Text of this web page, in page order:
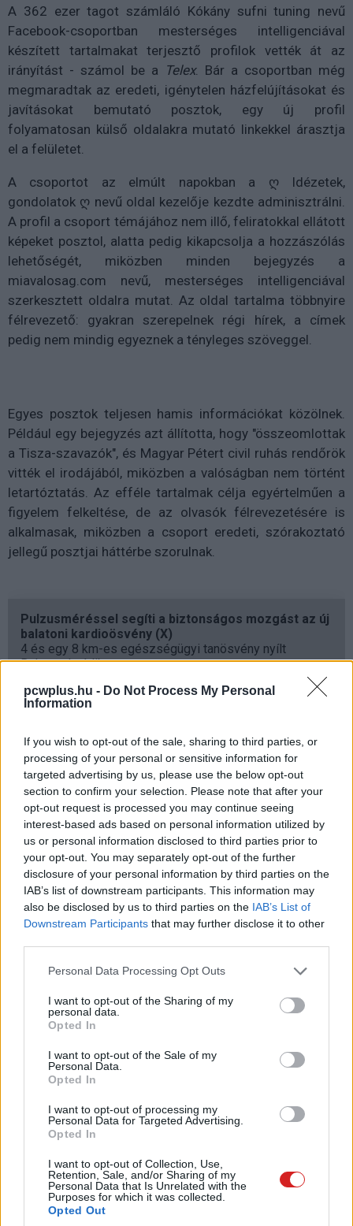
pcwplus.hu - Do Not Process My Personal
Information
If you wish to opt-out of the sale, sharing to third parties, or
processing of your personal or sensitive information for
targeted advertising by us, please use the below opt-out
section to confirm your selection. Please note that after your
opt-out request is processed you may continue seeing
interest-based ads based on personal information utilized by
us or personal information disclosed to third parties prior to
your opt-out. You may separately opt-out of the further
disclosure of your personal information by third parties on the
IAB’s list of downstream participants. This information may
also be disclosed by us to third parties on the IAB’s List of
Downstream Participants that may further disclose it to other
Please note that this website/app uses one or more Google
not limited to your visit or usage behaviour. You may click to
grant or deny consent to Google and its third-party tags to
use your data for below specified purposes in below Google
consent section.
Personal Data Processing Opt Outs
I want to opt-out of the Sharing of my
personal data.
Opted In
I want to opt-out of the Sale of my
Personal Data.
Opted In
I want to opt-out of processing my
Personal Data for Targeted Advertising.
Opted In
I want to opt-out of Collection, Use,
Retention, Sale, and/or Sharing of my
Personal Data that Is Unrelated with the
Purposes for which it was collected.
Opted Out
A 362 ezer tagot számláló Kókány sufni tuning nevű
Facebook-csoportban mesterséges intelligenciával
készített tartalmakat terjesztő profilok vették át az
irányítást - számol be a Telex. Bár a csoportban még
megmaradtak az eredeti, igénytelen házfelújításokat és
javításokat bemutató posztok, egy új profil
folyamatosan külső oldalakra mutató linkekkel árasztja
el a felületet.
A csoportot az elmúlt napokban a ღ Idézetek,
gondolatok ღ nevű oldal kezelője kezdte adminisztrálni.
A profil a csoport témájához nem illő, feliratokkal ellátott
képeket posztol, alatta pedig kikapcsolja a hozzászólás
lehetőségét, miközben minden bejegyzés a
miavalosag.com nevű, mesterséges intelligenciával
szerkesztett oldalra mutat. Az oldal tartalma többnyire
félrevezető: gyakran szerepelnek régi hírek, a címek
pedig nem mindig egyeznek a tényleges szöveggel.
Egyes posztok teljesen hamis információkat közölnek.
Például egy bejegyzés azt állította, hogy "összeomlottak
a Tisza-szavazók", és Magyar Pétert civil ruhás rendőrök
vitték el irodájából, miközben a valóságban nem történt
letartóztatás. Az efféle tartalmak célja egyértelműen a
figyelem felkeltése, de az olvasók félrevezetésére is
alkalmasak, miközben a csoport eredeti, szórakoztató
jellegű posztjai háttérbe szorulnak.
Pulzusméréssel segíti a biztonságos mozgást az új
balatoni kardioösvény (X)
4 és egy 8 km-es egészségügyi tanösvény nyílt
Balatonalmádiban.
Címkék: #facebook #kókány sufnituning
#ai
#mesterséges intelligencia
Elon Musk szerint az xAI öt
éven belül nagyobb lesz, mint
az összes konkurenciája,
együttvéve
Kedvencekhez
Mártha Dávid| 2025 december 27. 08:01
Szerinte számítási kapacitásban öt éven belül
az xAI legyorsulja a világ összes többi AI-
szereplőjét.
Elon Musk